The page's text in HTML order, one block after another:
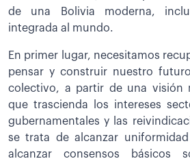
de una Bolivia moderna,
integrada al mundo.
En primer lugar, necesitamos
pensar y construir nuestro
colectivo, a partir de una visión
que trascienda los intereses
gubernamentales y las
se trata de alcanzar
alcanzar consensos básicos